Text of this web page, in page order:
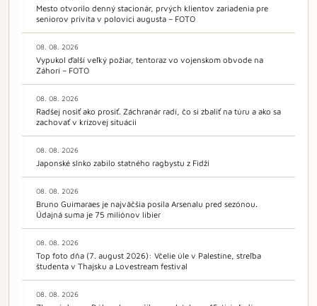
Mesto otvorilo denný stacionár, prvých klientov zariadenia pre
seniorov privíta v polovici augusta – FOTO
08. 08. 2026
Vypukol ďalší veľký požiar, tentoraz vo vojenskom obvode na
Záhorí – FOTO
08. 08. 2026
Radšej nosiť ako prosiť. Záchranár radí, čo si zbaliť na túru a ako sa
zachovať v krízovej situácii
08. 08. 2026
Japonské slnko zabilo statného ragbystu z Fidži
08. 08. 2026
Bruno Guimaraes je najväčšia posila Arsenalu pred sezónou.
Údajná suma je 75 miliónov libier
08. 08. 2026
Top foto dňa (7. august 2026): Včelie úle v Palestíne, streľba
študenta v Thajsku a Lovestream festival
08. 08. 2026